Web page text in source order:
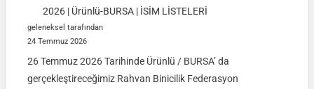
2026 | Ürünlü-BURSA | İSİM LİSTELERİ
geleneksel tarafından
24 Temmuz 2026
26 Temmuz 2026 Tarihinde Ürünlü / BURSA’ da
gerçekleştireceğimiz Rahvan Binicilik Federasyon